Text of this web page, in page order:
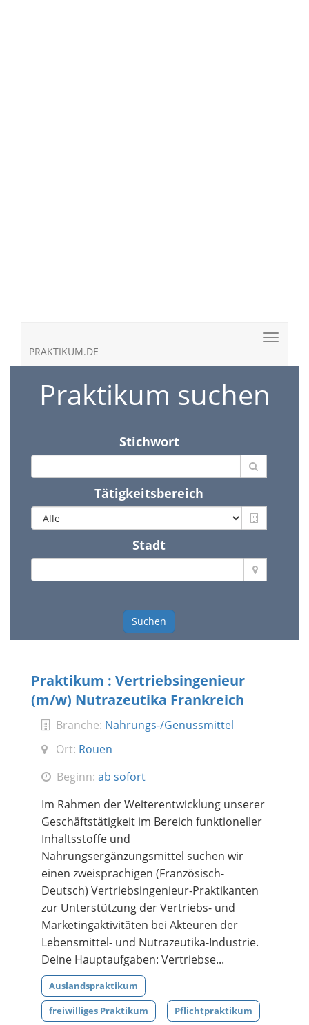
PRAKTIKUM.DE
Praktikum suchen
Stichwort
Tätigkeitsbereich
Stadt
Suchen
Praktikum : Vertriebsingenieur
(m/w) Nutrazeutika Frankreich
Branche: Nahrungs-/Genussmittel
Ort: Rouen
Beginn: ab sofort
Im Rahmen der Weiterentwicklung unserer
Geschäftstätigkeit im Bereich funktioneller
Inhaltsstoffe und
Nahrungsergänzungsmittel suchen wir
einen zweisprachigen (Französisch-
Deutsch) Vertriebsingenieur-Praktikanten
zur Unterstützung der Vertriebs- und
Marketingaktivitäten bei Akteuren der
Lebensmittel- und Nutrazeutika-Industrie.
Deine Hauptaufgaben: Vertriebse...
Auslandspraktikum
freiwilliges Praktikum
Pflichtpraktikum